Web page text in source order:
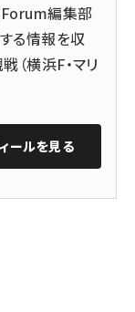
Forum編集部
る情報を収
（横浜F・マリ
ールを見る